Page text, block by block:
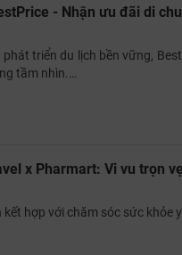
- Nhận ưu đãi di
triển du lịch bền vững,
tầm nhìn.…
x Pharmart: Vi vu trọn
kết hợp với chăm sóc sức khỏe